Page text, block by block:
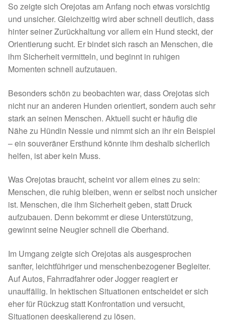
Auslandstierschutz
Schutzgebühr
Notnasen in Deutschland
Notnasen noch im Ausland
Notnasen mit Handicap
Wichtige Gedanken vor der Adoption
Sicherheitsgeschirr
Mittelmeerkrankheiten
Leishmaniose
Qualzucht bei Hunden
Sonderfarben bei Hunden
So zeigte sich Orejotas am Anfang noch etwas vorsichtig
und unsicher. Gleichzeitig wird aber schnell deutlich, dass
hinter seiner Zurückhaltung vor allem ein Hund steckt, der
Orientierung sucht. Er bindet sich rasch an Menschen, die
ihm Sicherheit vermitteln, und beginnt in ruhigen
Momenten schnell aufzutauen.
Besonders schön zu beobachten war, dass Orejotas sich
nicht nur an anderen Hunden orientiert, sondern auch sehr
stark an seinen Menschen. Aktuell sucht er häufig die
Nähe zu Hündin Nessie und nimmt sich an ihr ein Beispiel
– ein souveräner Ersthund könnte ihm deshalb sicherlich
helfen, ist aber kein Muss.
Was Orejotas braucht, scheint vor allem eines zu sein:
Menschen, die ruhig bleiben, wenn er selbst noch unsicher
ist. Menschen, die ihm Sicherheit geben, statt Druck
aufzubauen. Denn bekommt er diese Unterstützung,
gewinnt seine Neugier schnell die Oberhand.
Im Umgang zeigte sich Orejotas als ausgesprochen
sanfter, leichtführiger und menschenbezogener Begleiter.
Auf Autos, Fahrradfahrer oder Jogger reagiert er
unauffällig. In hektischen Situationen entscheidet er sich
eher für Rückzug statt Konfrontation und versucht,
Situationen deeskalierend zu lösen.